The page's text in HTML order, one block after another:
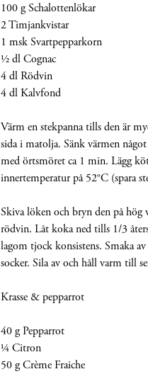
100 g Schalottenlökar
2 Timjankvistar
1 msk Svartpepparkorn
½ dl Cognac
4 dl Rödvin
4 dl Kalvfond
Värm en stekpanna tills den är
sida i matolja. Sänk värmen
med örtsmöret ca 1 min. Lägg
innertemperatur på 52°C (spara
Skiva löken och bryn den på
rödvin. Låt koka ned tills 1/3
lagom tjock konsistens. Smaka
socker. Sila av och håll varm till
Krasse & pepparrot
40 g Pepparrot
¼ Citron
50 g Crème Fraiche